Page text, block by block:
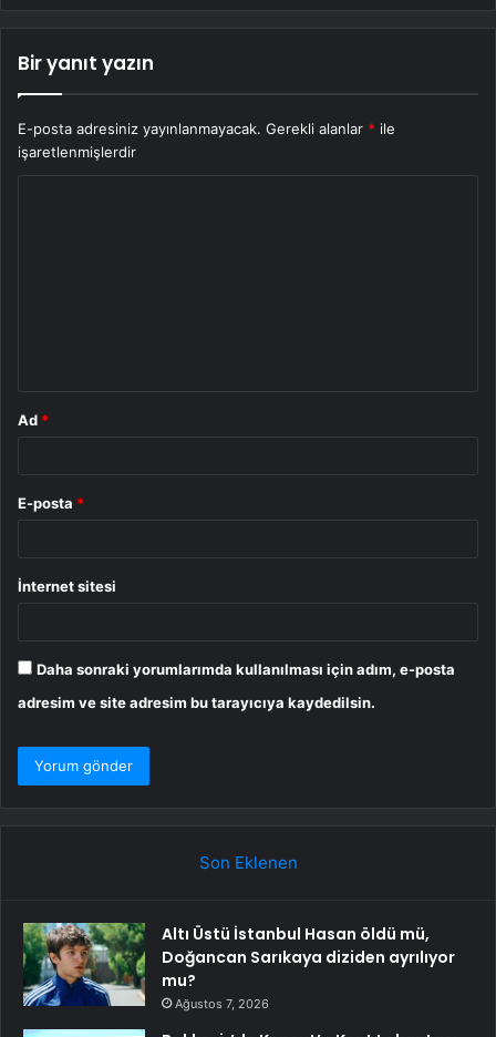
Bir yanıt yazın
E-posta adresiniz yayınlanmayacak. Gerekli alanlar * ile
işaretlenmişlerdir
Ad *
E-posta *
İnternet sitesi
Daha sonraki yorumlarımda kullanılması için adım, e-posta
adresim ve site adresim bu tarayıcıya kaydedilsin.
Son Eklenen
Altı Üstü İstanbul Hasan öldü mü,
Doğancan Sarıkaya diziden ayrılıyor
mu?
Ağustos 7, 2026